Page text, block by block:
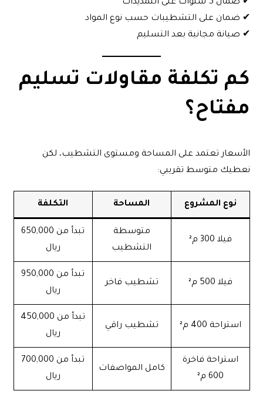
✔ ضمان 5 سنوات على التمديدات
✔ ضمان على التشطيبات حسب نوع المواد
✔ صيانة مجانية بعد التسليم
كم تكلفة مقاولات تسليم
مفتاح؟
الأسعار تعتمد على المساحة ومستوى التشطيب، لكن
نعطيك متوسط تقريبي:
نوع المشروع المساحة التكلفة
فيلا 300 م²
متوسطة
التشطيب
تبدأ من 650,000
ريال
فيلا 500 م² تشطيب فاخر
تبدأ من 950,000
ريال
استراحة 400 م² تشطيب راقي
تبدأ من 450,000
ريال
استراحة فاخرة
600 م²
كامل المواصفات
تبدأ من 700,000
ريال